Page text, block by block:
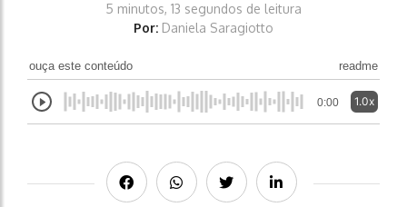
5 minutos, 13 segundos de leitura
Por: Daniela Saragiotto
ouça este conteúdo readme
0:00 1.0x